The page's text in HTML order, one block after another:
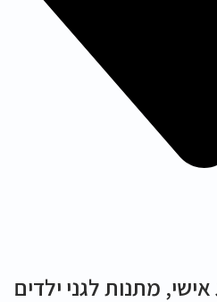
מתנות לגני ילדים